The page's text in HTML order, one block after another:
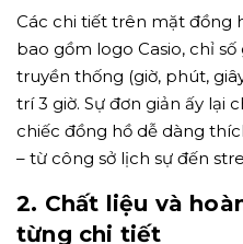
Các chi tiết trên mặt đồng
bao gồm logo Casio, chỉ
truyền thống (giờ, phút,
trí 3 giờ. Sự đơn giản ấy lại
chiếc đồng hồ dễ dàng
– từ công sở lịch sự đến
2. Chất liệu và
từng chi tiết